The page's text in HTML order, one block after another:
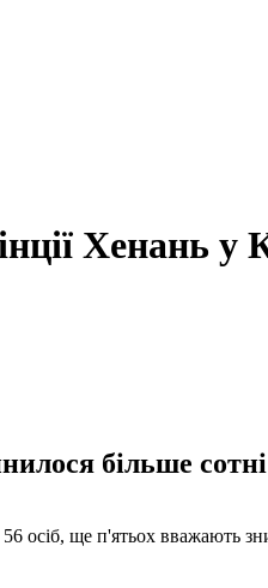
Хенань у
більше
осіб, ще п'ятьох вважають